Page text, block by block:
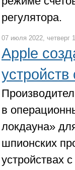
регулятора.
07 июля 2022, четверг
Apple
в
локдауна»
шпионских
устройствах